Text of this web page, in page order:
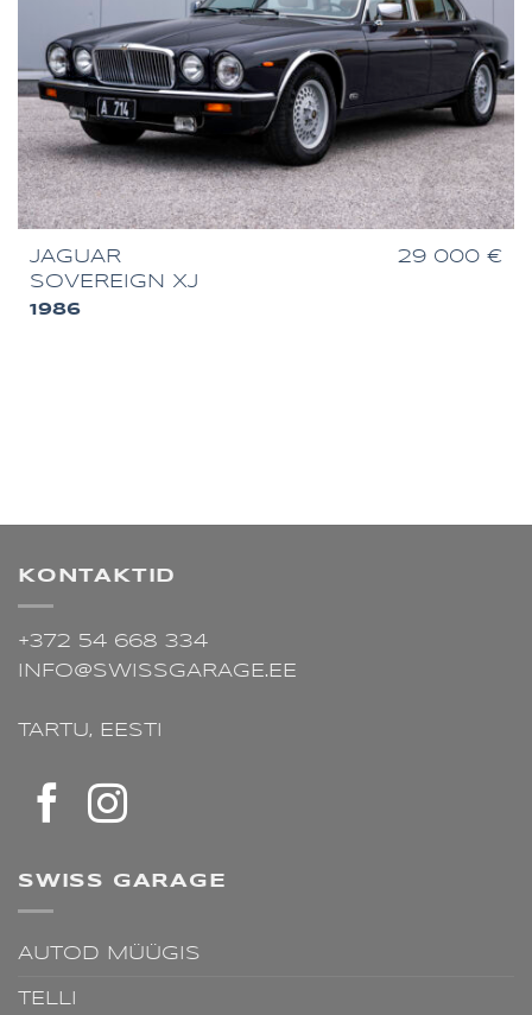
JAGUAR
SOVEREIGN XJ
1986
29 000 €
KONTAKTID
+372 54 668 334
INFO@SWISSGARAGE.EE
TARTU, EESTI
SWISS GARAGE
AUTOD MÜÜGIS
TELLI